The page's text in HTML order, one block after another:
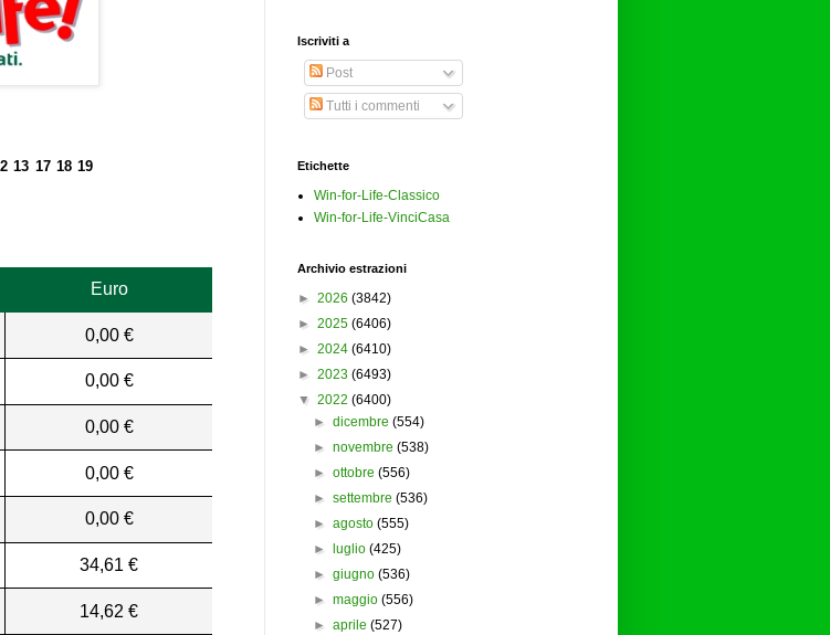
13 17 18 19
Euro
0,00 €
0,00 €
0,00 €
0,00 €
0,00 €
34,61 €
14,62 €
Iscriviti a
Post
Tutti i commenti
Etichette
Win-for-Life-Classico
Win-for-Life-VinciCasa
Archivio estrazioni
► 2026 (3842)
► 2025 (6406)
► 2024 (6410)
► 2023 (6493)
▼ 2022 (6400)
►dicembre (554)
►novembre (538)
►ottobre (556)
►settembre (536)
►agosto (555)
►
luglio (425)
►giugno (536)
►maggio (556)
►aprile (527)